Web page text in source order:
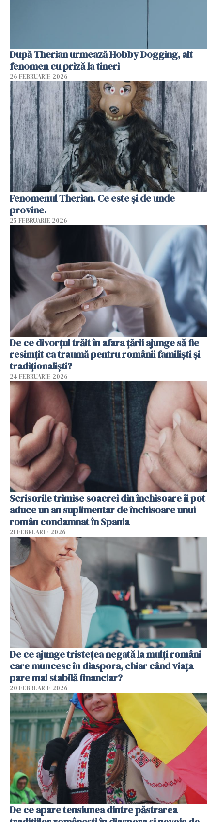
După Therian urmează Hobby Dogging, alt
fenomen cu priză la tineri
26 FEBRUARIE 2026
Fenomenul Therian. Ce este și de unde
provine.
25 FEBRUARIE 2026
De ce divorțul trăit în afara țării ajunge să fie
resimțit ca traumă pentru românii familiști și
tradiționaliști?
24 FEBRUARIE 2026
Scrisorile trimise soacrei din închisoare îi pot
aduce un an suplimentar de închisoare unui
român condamnat în Spania
21 FEBRUARIE 2026
De ce ajunge tristețea negată la mulți români
care muncesc în diaspora, chiar când viața
pare mai stabilă financiar?
20 FEBRUARIE 2026
De ce apare tensiunea dintre păstrarea